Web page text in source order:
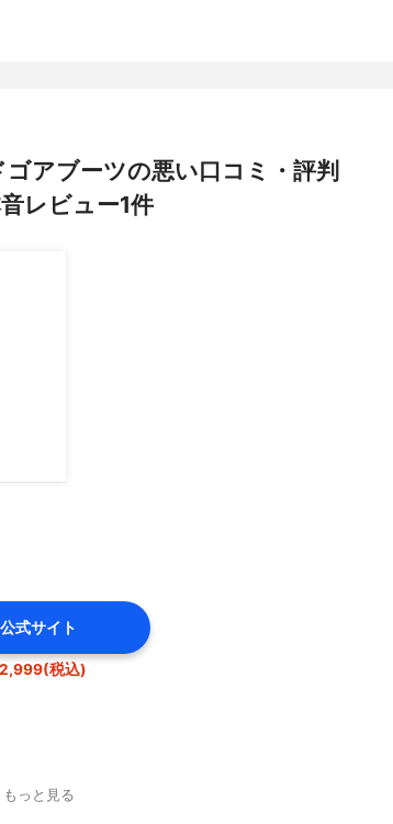
アブーツの悪い口コミ・評判
レビュー1件
公式サイト
税込)
もっと見る